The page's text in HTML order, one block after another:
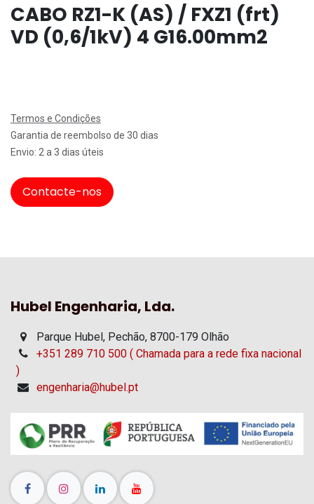
CABO RZ1-K (AS) / FXZ1 (frt)
VD (0,6/1kV) 4 G16.00mm2
Termos e Condições
Garantia de reembolso de 30 dias
Envio: 2 a 3 dias úteis
Contacte-nos
Hubel Engenharia, Lda.
Parque Hubel, Pechão, 8700-179 Olhão
+351 289 710 500 ( Chamada para a rede fixa nacional
)
engenharia@hubel.pt